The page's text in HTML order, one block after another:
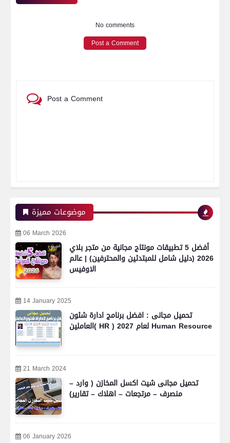
No comments
Post a Comment
Post a Comment
موضوعات مميزة
06 March 2026
أفضل 5 تطبيقات مونتاج مجانية من متجر بلاي
2026 (دليل شامل للمبتدئين والمحترفين) | عالم
الاوفيس
14 January 2025
تحميل مجانى : افضل برنامج ادارة شئون
العاملين( HR ) لعام 2027 Human Resource
21 March 2024
تحميل مجانى شيت اكسل المخازن ( وارد –
منصرف – مرتجعات – اهلاك – تقارير)
06 January 2026